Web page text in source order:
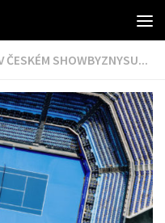
ČESKÉM SHOWBYZNYSU...